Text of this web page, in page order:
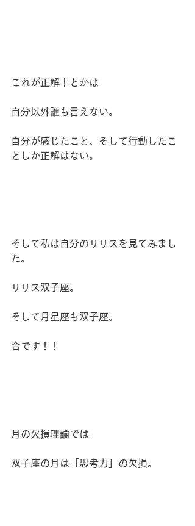
これが正解！とかは
自分以外誰も言えない。
自分が感じたこと、そして行動したこ
としか正解はない。
そして私は自分のリリスを見てみまし
た。
リリス双子座。
そして月星座も双子座。
合です！！
月の欠損理論では
双子座の月は「思考力」の欠損。